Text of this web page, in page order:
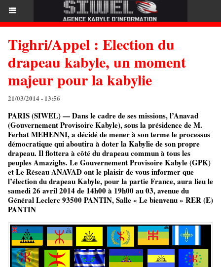
Tighri/Appel : Election du
drapeau kabyle, un moment
majeur pour la kabylie
21/03/2014 - 13:56
PARIS (SIWEL) — Dans le cadre de ses missions, l’Anavad
(Gouvernement Provisoire Kabyle), sous la présidence de M.
Ferhat MEHENNI, a décidé de mener à son terme le processus
démocratique qui aboutira à doter la Kabylie de son propre
drapeau. Il flottera à côté du drapeau commun à tous les
peuples Amazighs. Le Gouvernement Provisoire Kabyle (GPK)
et Le Réseau ANAVAD ont le plaisir de vous informer que
l’élection du drapeau Kabyle, pour la partie France, aura lieu le
samedi 26 avril 2014 de 14h00 à 19h00 au 03, avenue du
Général Leclerc 93500 PANTIN, Salle « Le bienvenu » RER (E)
PANTIN